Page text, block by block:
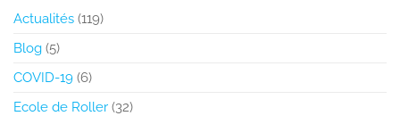
Actualités (119)
Blog (5)
COVID-19 (6)
Ecole de Roller (32)